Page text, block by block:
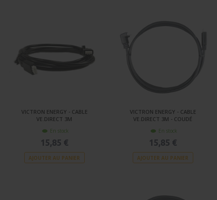
VICTRON ENERGY - CABLE
VE.DIRECT 3M
En stock
15,85 €
AJOUTER AU PANIER
VICTRON ENERGY - CABLE
VE.DIRECT 3M - COUDÉ
En stock
15,85 €
AJOUTER AU PANIER